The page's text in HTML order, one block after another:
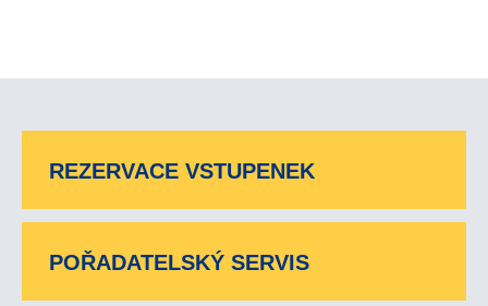
REZERVACE VSTUPENEK
POŘADATELSKÝ SERVIS